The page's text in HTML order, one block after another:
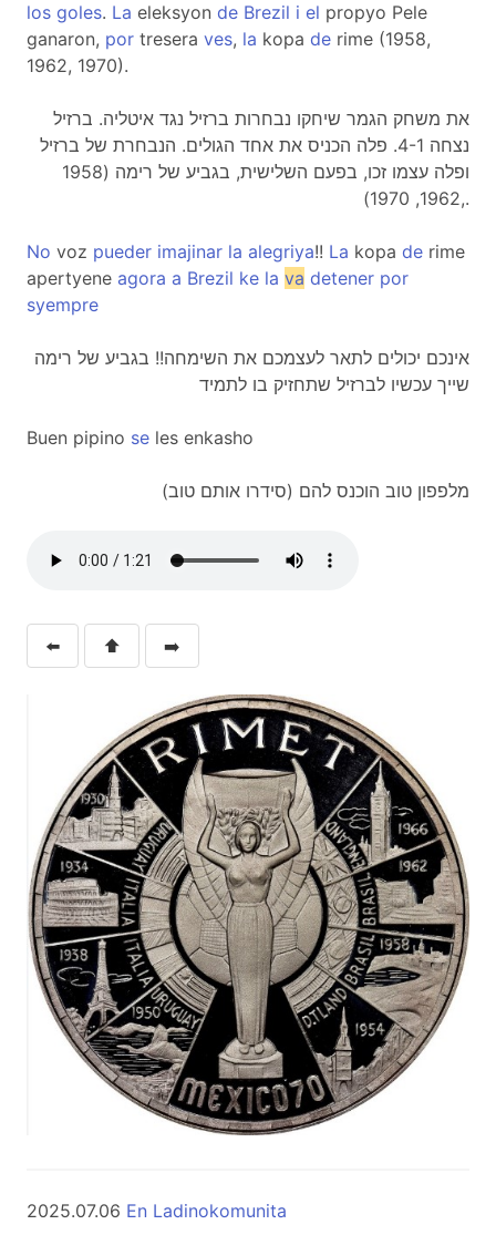
los goles. La eleksyon de Brezil i el propyo Pele
ganaron, por tresera ves, la kopa de rime (1958,
1962, 1970).
את משחק הגמר שיחקו נבחרות ברזיל נגד איטליה. ברזיל
נצחה 4-1. פלה הכניס את אחד הגולים. הנבחרת של ברזיל
ופלה עצמו זכו, בפעם השלישית, בגביע של רימה (1958
,1962, 1970).
No voz pueder imajinar la alegriya!! La kopa de rime
apertyene agora a Brezil ke la va detener por
syempre
אינכם יכולים לתאר לעצמכם את השימחה!! בגביע של רימה
שייך עכשיו לברזיל שתחזיק בו לתמיד
Buen pipino se les enkasho
מלפפון טוב הוכנס להם (סידרו אותם טוב)
⬅️ ⬆️ ➡️
2025.07.06 En Ladinokomunita